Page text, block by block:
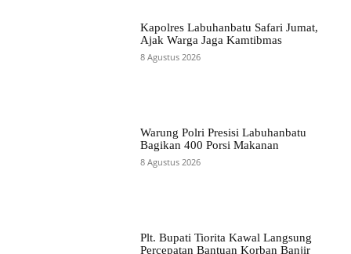
Kapolres Labuhanbatu Safari Jumat,
Ajak Warga Jaga Kamtibmas
8 Agustus 2026
Warung Polri Presisi Labuhanbatu
Bagikan 400 Porsi Makanan
8 Agustus 2026
Plt. Bupati Tiorita Kawal Langsung
Percepatan Bantuan Korban Banjir